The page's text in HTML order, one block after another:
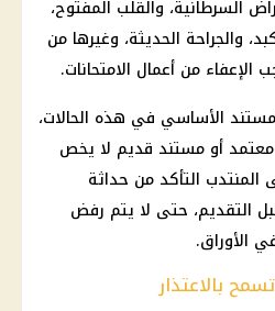
السرطانية، والقلب المفتوح،
والجراحة الحديثة، وغيرها من
الإعفاء من أعمال الامتحانات.
الأساسي في هذه الحالات،
معتمد أو مستند قديم لا يخص
المنتدب التأكد من حداثة
التقديم، حتى لا يتم رفض
الأوراق.
بالاعتذار